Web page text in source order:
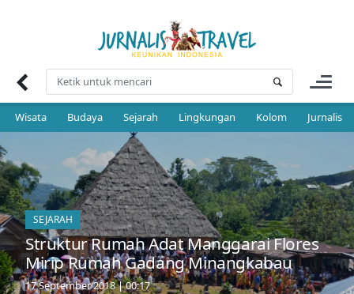
Wisata Budaya Sejarah Lingkungan Kolom Jurnalis
SEJARAH
Struktur Rumah Adat Manggarai Flores
Mirip Rumah Gadang Minangkabau
17 September 2018 | 00:17